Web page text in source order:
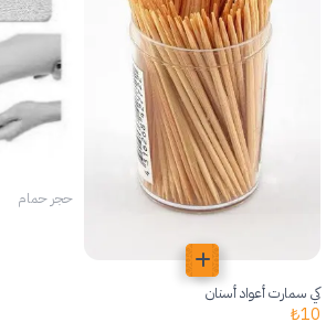
كي سمارت أعواد أسنان
10
₺
حجر حمام